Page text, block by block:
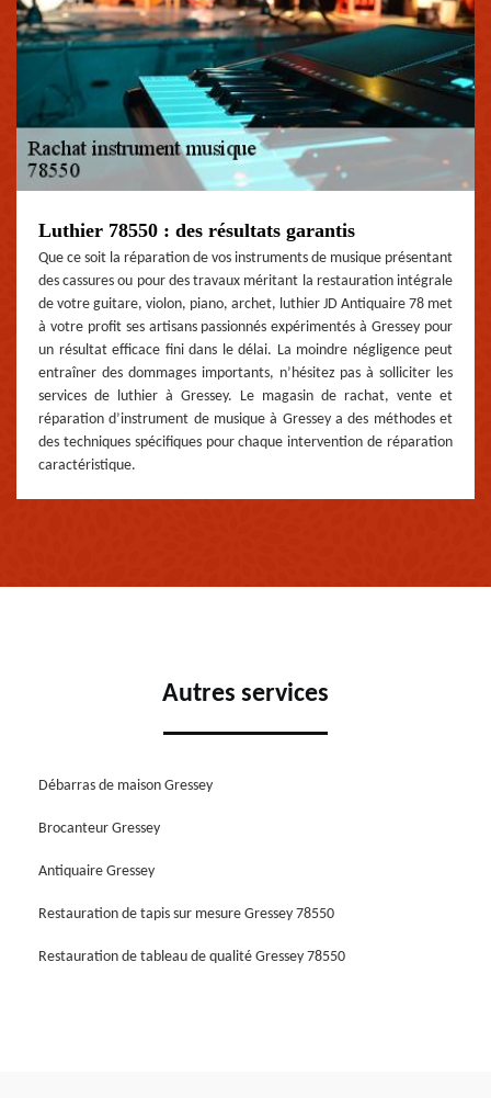
Luthier 78550 : des résultats garantis
Que ce soit la réparation de vos instruments de musique présentant
des cassures ou pour des travaux méritant la restauration intégrale
de votre guitare, violon, piano, archet, luthier JD Antiquaire 78 met
à votre profit ses artisans passionnés expérimentés à Gressey pour
un résultat efficace fini dans le délai. La moindre négligence peut
entraîner des dommages importants, n’hésitez pas à solliciter les
services de luthier à Gressey. Le magasin de rachat, vente et
réparation d’instrument de musique à Gressey a des méthodes et
des techniques spécifiques pour chaque intervention de réparation
caractéristique.
Autres services
Débarras de maison Gressey
Brocanteur Gressey
Antiquaire Gressey
Restauration de tapis sur mesure Gressey 78550
Restauration de tableau de qualité Gressey 78550